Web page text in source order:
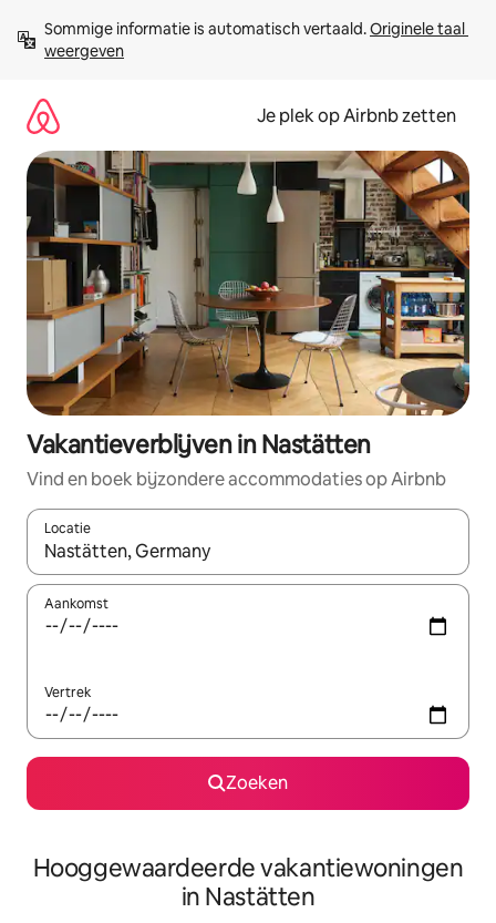
direct
naar
Sommige informatie is automatisch vertaald. Originele taal
weergeven
Je plek op Airbnb zetten
Vakantieverblijven in Nastätten
Vind en boek bijzondere accommodaties op Airbnb
Locatie
Wanneer er resultaten beschikbaar zijn, maak je een keuze
Aankomst
Vertrek
Zoeken
Hooggewaardeerde vakantiewoningen
in Nastätten